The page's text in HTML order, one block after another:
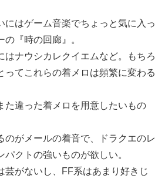
にはゲーム音楽でちょっと気に入っ
『時の回廊』。
はナウシカレクイエムなど。もちろ
ってこれらの着メロは頻繁に変わる
た違った着メロを用意したいもの
のがメールの着音で、ドラクエのレ
クトの強いものが欲しい。
芸がないし、FF系はあまり好きじ